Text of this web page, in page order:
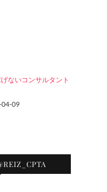
ないコンサルタント
04-09